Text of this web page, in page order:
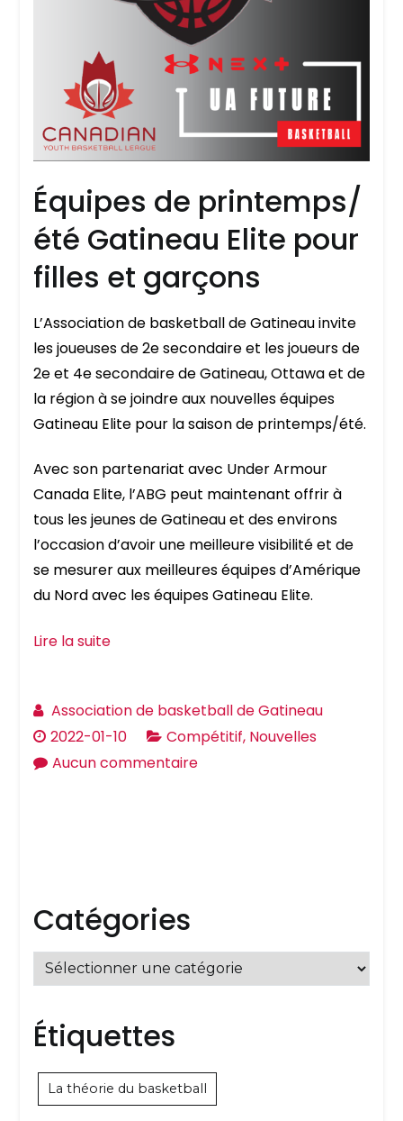
Équipes de printemps/
été Gatineau Elite pour
filles et garçons
L’Association de basketball de Gatineau invite
les joueuses de 2e secondaire et les joueurs de
2e et 4e secondaire de Gatineau, Ottawa et de
la région à se joindre aux nouvelles équipes
Gatineau Elite pour la saison de printemps/été.
Avec son partenariat avec Under Armour
Canada Elite, l’ABG peut maintenant offrir à
tous les jeunes de Gatineau et des environs
l’occasion d’avoir une meilleure visibilité et de
se mesurer aux meilleures équipes d’Amérique
du Nord avec les équipes Gatineau Elite.
Lire la suite
Association de basketball de Gatineau
2022-01-10
Compétitif, Nouvelles
Aucun commentairesur
filles
et
Catégories
Catégories
Étiquettes
La théorie du basketball